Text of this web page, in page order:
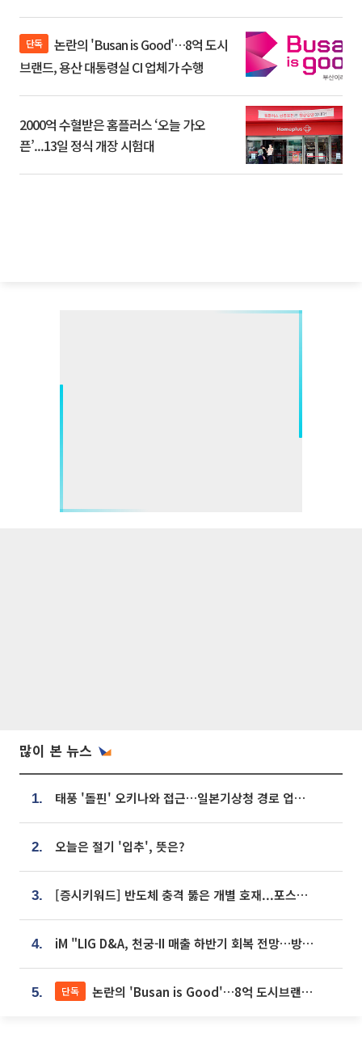
단독
브랜드, 용산 대통령실 CI 업체가 수행
2000억 수혈받은 홈플러스 ‘오늘 가오
픈’...13일 정식 개장 시험대
많이 본 뉴스
1. 태풍 '돌핀' 오키나와 접근…일본기상청 경로 업데이트
2. 오늘은 절기 '입추', 뜻은?
3. [증시키워드] 반도체 충격 뚫은 개별 호재...포스코퓨처엠·에코프로·한화솔루션 '눈길'
4. iM "LIG D&A, 천궁-II 매출 하반기 회복 전망…방산 톱픽 유지"
5. 단독 논란의 'Busan is Good'…8억 도시브랜드, 용산 대통령실 CI 업체가 수행